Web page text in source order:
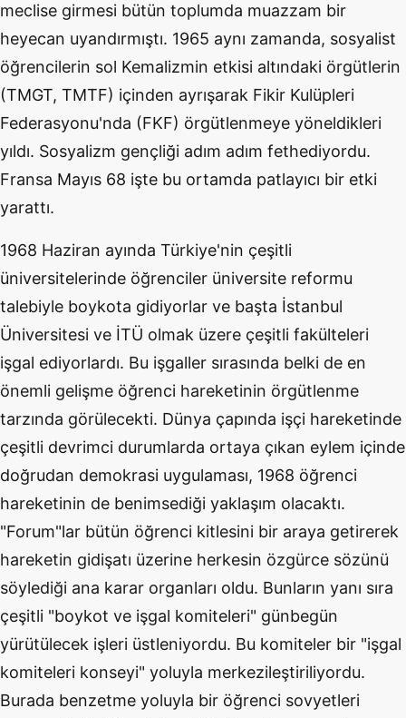
meclise girmesi bütün toplumda muazzam bir
heyecan uyandırmıştı. 1965 aynı zamanda, sosyalist
öğrencilerin sol Kemalizmin etkisi altındaki örgütlerin
(TMGT, TMTF) içinden ayrışarak Fikir Kulüpleri
Federasyonu'nda (FKF) örgütlenmeye yöneldikleri
yıldı. Sosyalizm gençliği adım adım fethediyordu.
Fransa Mayıs 68 işte bu ortamda patlayıcı bir etki
yarattı.
1968 Haziran ayında Türkiye'nin çeşitli
üniversitelerinde öğrenciler üniversite reformu
talebiyle boykota gidiyorlar ve başta İstanbul
Üniversitesi ve İTÜ olmak üzere çeşitli fakülteleri
işgal ediyorlardı. Bu işgaller sırasında belki de en
önemli gelişme öğrenci hareketinin örgütlenme
tarzında görülecekti. Dünya çapında işçi hareketinde
çeşitli devrimci durumlarda ortaya çıkan eylem içinde
doğrudan demokrasi uygulaması, 1968 öğrenci
hareketinin de benimsediği yaklaşım olacaktı.
"Forum"lar bütün öğrenci kitlesini bir araya getirerek
hareketin gidişatı üzerine herkesin özgürce sözünü
söylediği ana karar organları oldu. Bunların yanı sıra
çeşitli "boykot ve işgal komiteleri" günbegün
yürütülecek işleri üstleniyordu. Bu komiteler bir "işgal
komiteleri konseyi" yoluyla merkezileştiriliyordu.
Burada benzetme yoluyla bir öğrenci sovyetleri